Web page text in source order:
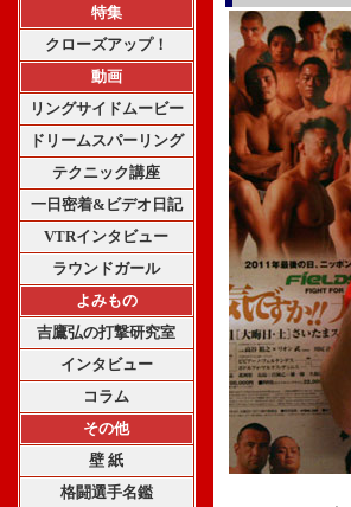
特集
クローズアップ！
動画
リングサイドムービー
ドリームスパーリング
テクニック講座
一日密着&ビデオ日記
VTRインタビュー
ラウンドガール
よみもの
吉鷹弘の打撃研究室
インタビュー
コラム
その他
壁 紙
格闘選手名鑑